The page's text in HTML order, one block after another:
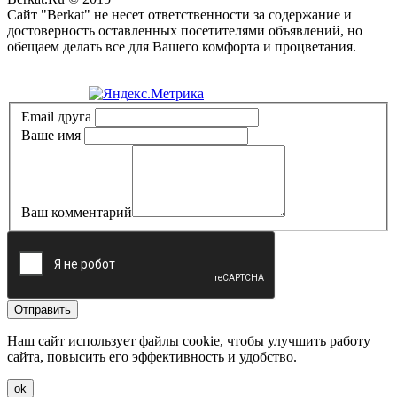
Сайт "Berkat" не несет ответственности за содержание и
достоверность оставленных посетителями объявлений, но
обещаем делать все для Вашего комфорта и процветания.
Email друга
Ваше имя
Ваш комментарий
Отправить
Наш сайт использует файлы cookie, чтобы улучшить работу
сайта, повысить его эффективность и удобство.
ok